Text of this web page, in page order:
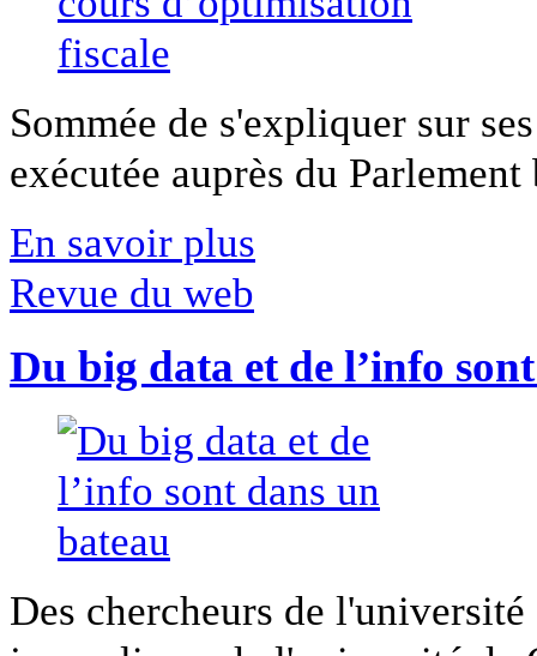
Sommée de s'expliquer sur
exécutée auprès du
En savoir plus
Revue du web
Du big data et de l’info
Des chercheurs de